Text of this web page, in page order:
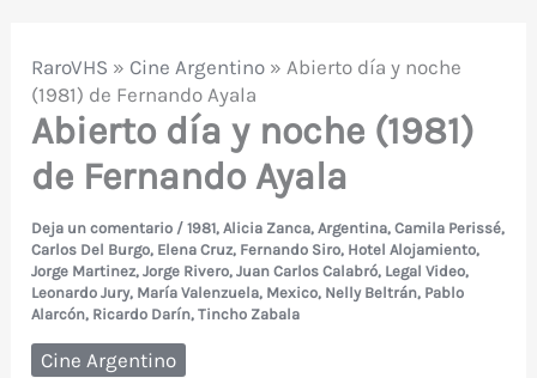
RaroVHS » Cine Argentino » Abierto día y noche
(1981) de Fernando Ayala
Abierto día y noche (1981)
de Fernando Ayala
Deja un comentario /1981,Alicia Zanca,Argentina,Camila Perissé,
Carlos Del Burgo, Elena Cruz, Fernando Siro, Hotel Alojamiento,
Jorge Martinez,Jorge Rivero,Juan Carlos Calabró, Legal Video,
Leonardo Jury, María Valenzuela, Mexico, Nelly Beltrán, Pablo
Alarcón, Ricardo Darín,Tincho Zabala
Cine Argentino